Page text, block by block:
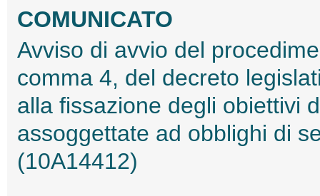
COMUNICATO
Avviso di avvio del
comma 4, del decreto
alla fissazione degli obiettivi
assoggettate ad obblighi di
(10A14412)